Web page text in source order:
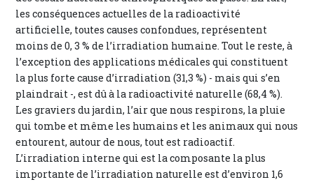
les conséquences actuelles de la radioactivité
artificielle, toutes causes confondues, représentent
moins de 0, 3 % de l’irradiation humaine. Tout le reste, à
l’exception des applications médicales qui constituent
la plus forte cause d’irradiation (31,3 %) - mais qui s’en
plaindrait -, est dû à la radioactivité naturelle (68,4 %).
Les graviers du jardin, l’air que nous respirons, la pluie
qui tombe et même les humains et les animaux qui nous
entourent, autour de nous, tout est radioactif.
L’irradiation interne qui est la composante la plus
importante de l’irradiation naturelle est d’environ 1,6